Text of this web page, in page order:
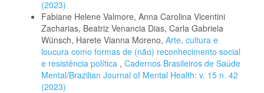
(2023)
Fabiane Helene Valmore, Anna Carolina Vicentini
Zacharias, Beatriz Venancia Dias, Carla Gabriela
Wünsch, Harete Vianna Moreno, Arte, cultura e
loucura como formas de (não) reconhecimento social
e resistência política , Cadernos Brasileiros de Saúde
Mental/Brazilian Journal of Mental Health: v. 15 n. 42
(2023)